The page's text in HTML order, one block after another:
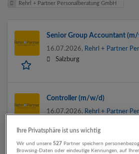
Rehrl + Partner Personalberatung GmbH
Senior Group Accountant
16.07.2026, Rehrl + Partner
Salzburg
Controller (m/w/d)
16.07.2026, Rehrl + Partner
Ihre Privatsphäre ist uns wichtig
Wir und unsere 527 Partner speichern
Browsing-Daten oder eindeutige Kennungen, auf